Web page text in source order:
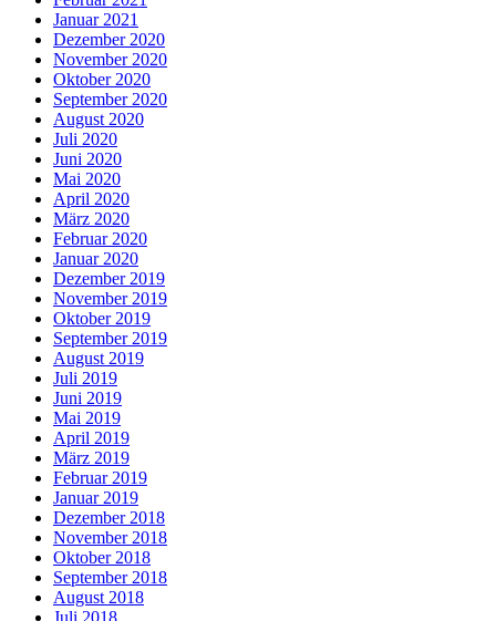
Januar 2021
Dezember 2020
November 2020
Oktober 2020
September 2020
August 2020
Juli 2020
Juni 2020
Mai 2020
April 2020
März 2020
Februar 2020
Januar 2020
Dezember 2019
November 2019
Oktober 2019
September 2019
August 2019
Juli 2019
Juni 2019
Mai 2019
April 2019
März 2019
Februar 2019
Januar 2019
Dezember 2018
November 2018
Oktober 2018
September 2018
August 2018
Juli 2018